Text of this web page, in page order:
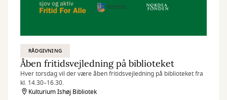
RÅDGIVNING
Åben fritidsvejledning på biblioteket
Hver torsdag vil der være åben fritidsvejledning på biblioteket fra
kl. 14.30–16.30.
Kulturium Ishøj Bibliotek